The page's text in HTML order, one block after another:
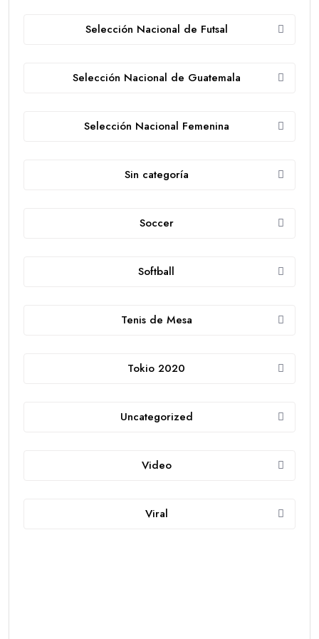
Selección Nacional de Futsal
Selección Nacional de Guatemala
Selección Nacional Femenina
Sin categoría
Soccer
Softball
Tenis de Mesa
Tokio 2020
Uncategorized
Video
Viral